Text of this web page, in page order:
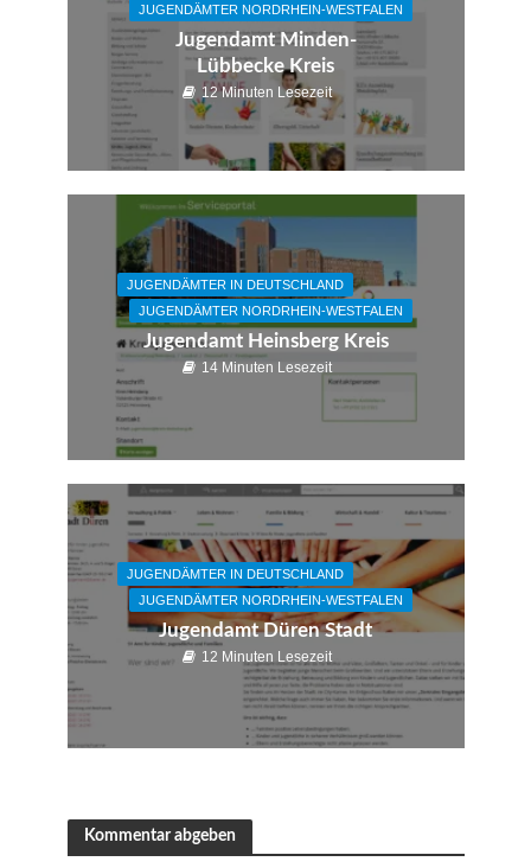
JUGENDÄMTER NORDRHEIN-WESTFALEN
Jugendamt Minden-
Lübbecke Kreis
12 Minuten Lesezeit
JUGENDÄMTER IN DEUTSCHLAND
JUGENDÄMTER NORDRHEIN-WESTFALEN
Jugendamt Heinsberg Kreis
14 Minuten Lesezeit
JUGENDÄMTER IN DEUTSCHLAND
JUGENDÄMTER NORDRHEIN-WESTFALEN
Jugendamt Düren Stadt
12 Minuten Lesezeit
Kommentar abgeben